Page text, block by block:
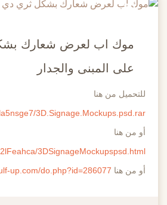
اب لعرض شعارك بشكل ثري
المبنى والجدار
من هنا
43t2roela5nsge7/
rar/sD2lFeahca/
http://gulf-up.com/do.php?id=286077